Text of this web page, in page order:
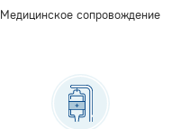
Медицинское сопровождение